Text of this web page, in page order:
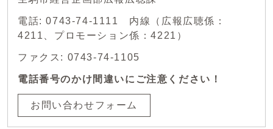
電話: 0743-74-1111 内線（広報広聴係：
4211、プロモーション係：4221）
ファクス: 0743-74-1105
電話番号のかけ間違いにご注意ください！
お問い合わせフォーム